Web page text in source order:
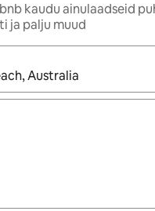
kaudu ainulaadseid
ja palju muud
on kuvatud, liigu ekraanil